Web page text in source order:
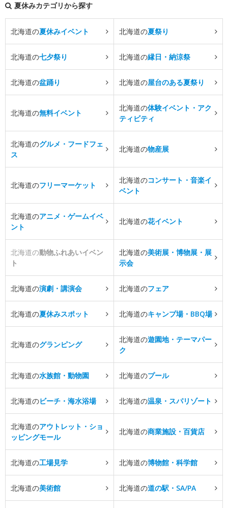
夏休みカテゴリから探す
北海道の夏休みイベント 北海道の夏祭り
北海道の七夕祭り 北海道の縁日・納涼祭
北海道の盆踊り 北海道の屋台のある夏祭り
北海道の無料イベント
北海道の体験イベント・アク
ティビティ
北海道のグルメ・フードフェ
ス
北海道の物産展
北海道のフリーマーケット
北海道のコンサート・音楽イ
ベント
北海道のアニメ・ゲームイベ
ント
北海道の花イベント
北海道の動物ふれあいイベン
ト
北海道の美術展・博物展・展
示会
北海道の演劇・講演会 北海道のフェア
北海道の夏休みスポット 北海道のキャンプ場・BBQ場
北海道のグランピング
北海道の遊園地・テーマパー
ク
北海道の水族館・動物園 北海道のプール
北海道のビーチ・海水浴場 北海道の温泉・スパリゾート
北海道のアウトレット・ショ
ッピングモール
北海道の商業施設・百貨店
北海道の工場見学 北海道の博物館・科学館
北海道の美術館 北海道の道の駅・SA/PA